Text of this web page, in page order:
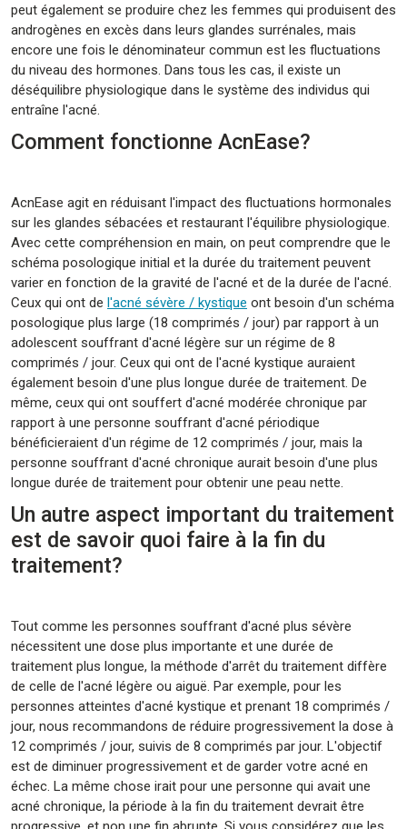
peut également se produire chez les femmes qui produisent des
androgènes en excès dans leurs glandes surrénales, mais
encore une fois le dénominateur commun est les fluctuations
du niveau des hormones. Dans tous les cas, il existe un
déséquilibre physiologique dans le système des individus qui
entraîne l'acné.
Comment fonctionne AcnEase?
AcnEase agit en réduisant l'impact des fluctuations hormonales
sur les glandes sébacées et restaurant l'équilibre physiologique.
Avec cette compréhension en main, on peut comprendre que le
schéma posologique initial et la durée du traitement peuvent
varier en fonction de la gravité de l'acné et de la durée de l'acné.
Ceux qui ont de l'acné sévère / kystique ont besoin d'un schéma
posologique plus large (18 comprimés / jour) par rapport à un
adolescent souffrant d'acné légère sur un régime de 8
comprimés / jour. Ceux qui ont de l'acné kystique auraient
également besoin d'une plus longue durée de traitement. De
même, ceux qui ont souffert d'acné modérée chronique par
rapport à une personne souffrant d'acné périodique
bénéficieraient d'un régime de 12 comprimés / jour, mais la
personne souffrant d'acné chronique aurait besoin d'une plus
longue durée de traitement pour obtenir une peau nette.
Un autre aspect important du traitement
est de savoir quoi faire à la fin du
traitement?
Tout comme les personnes souffrant d'acné plus sévère
nécessitent une dose plus importante et une durée de
traitement plus longue, la méthode d'arrêt du traitement diffère
de celle de l'acné légère ou aiguë. Par exemple, pour les
personnes atteintes d'acné kystique et prenant 18 comprimés /
jour, nous recommandons de réduire progressivement la dose à
12 comprimés / jour, suivis de 8 comprimés par jour. L'objectif
est de diminuer progressivement et de garder votre acné en
échec. La même chose irait pour une personne qui avait une
acné chronique, la période à la fin du traitement devrait être